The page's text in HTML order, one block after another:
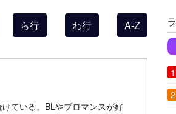
ら行 わ行 A-Z
ている。BLやブロマンスが好